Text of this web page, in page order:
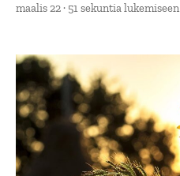
maalis 22 · 51 sekuntia lukemiseen